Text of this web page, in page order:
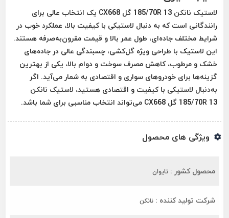
لاستیک نانکن 185/70R 13 گل CX668 یک انتخاب عالی برای
رانندگانی است که به دنبال لاستیکی با کیفیت بالا، عملکرد خوب در
شرایط مختلف جاده‌ای، طول عمر بالا و قیمت مقرون‌به‌صرفه هستند.
این لاستیک با طراحی ویژه گل‌کشی، چسبندگی عالی در جاده‌های
خشک و مرطوب، کاهش مصرف سوخت و دوام بالا، یکی از بهترین
گزینه‌ها برای خودروهای سواری و اقتصادی به شمار می‌آید. اگر
به‌دنبال لاستیکی با کیفیت و اقتصادی هستید، لاستیک نانکن
185/70R 13 گل CX668 می‌تواند انتخاب مناسبی برای شما باشد.
ویژگی های محصول
محصول کشور : تایوان
شرکت تولید کننده : نانکن